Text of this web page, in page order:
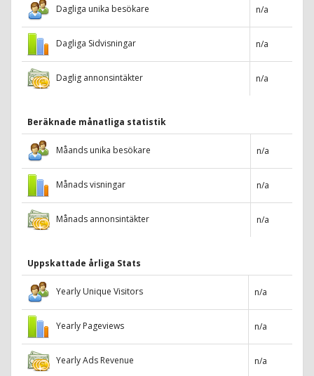
Dagliga unika besökare n/a
Dagliga Sidvisningar n/a
Daglig annonsintäkter n/a
Beräknade månatliga statistik
Måands unika besökare n/a
Månads visningar n/a
Månads annonsintäkter n/a
Uppskattade årliga Stats
Yearly Unique Visitors n/a
Yearly Pageviews n/a
Yearly Ads Revenue n/a